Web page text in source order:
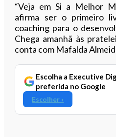
“Veja em Si a Melhor
afirma ser o primeiro
coaching para o
Chega amanhã às
conta com Mafalda
Escolha a Executive
preferida no Google
Escolher ›